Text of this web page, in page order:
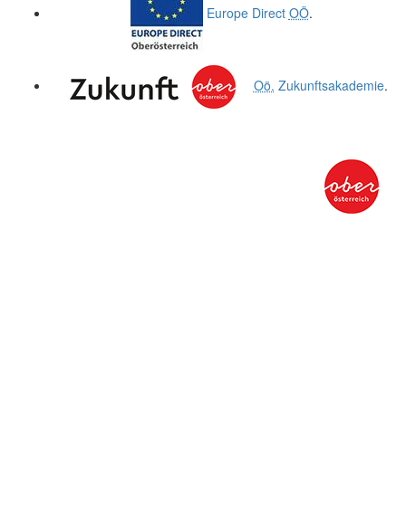
Europe Direct OÖ.
Oö. Zukunftsakademie.